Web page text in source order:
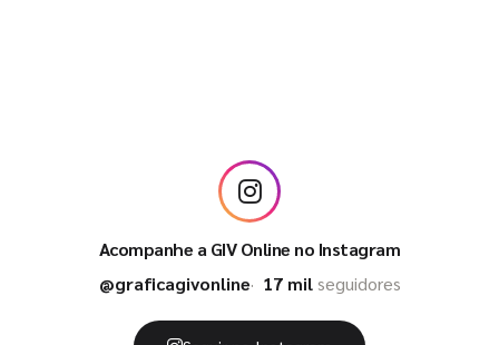
Acompanhe a GIV Online no Instagram
@graficagivonline
17 milseguidores